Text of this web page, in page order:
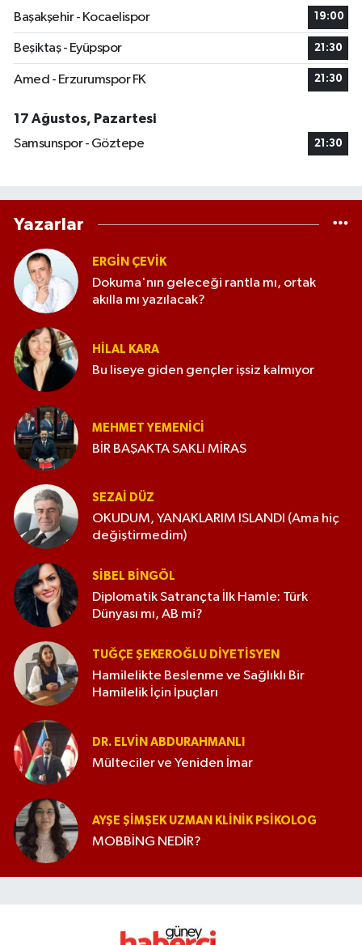
Başakşehir - Kocaelispor
19:00
Beşiktaş - Eyüpspor 21:30
Amed - Erzurumspor FK 21:30
17 Ağustos, Pazartesi
Samsunspor - Göztepe
21:30
Yazarlar
ERGIN ÇEVİK
Dokuma'nın geleceği rantla mı, ortak
akılla mı yazılacak?
HILAL KARA
Bu liseye giden gençler işsiz kalmıyor
MEHMET YEMENICI
BİR BAŞAKTA SAKLI MİRAS
SEZAI DÜZ
OKUDUM, YANAKLARIM ISLANDI (Ama hiç
değiştirmedim)
SIBEL BINGÖL
Diplomatik Satrançta İlk Hamle: Türk
Dünyası mı, AB mi?
TUĞÇE ŞEKEROĞLU DIYETISYEN
Hamilelikte Beslenme ve Sağlıklı Bir
Hamilelik İçin İpuçları
DR. ELVIN ABDURAHMANLI
Mülteciler ve Yeniden İmar
AYŞE ŞIMŞEK UZMAN KLINIK PSIKOLOG
MOBBİNG NEDİR?